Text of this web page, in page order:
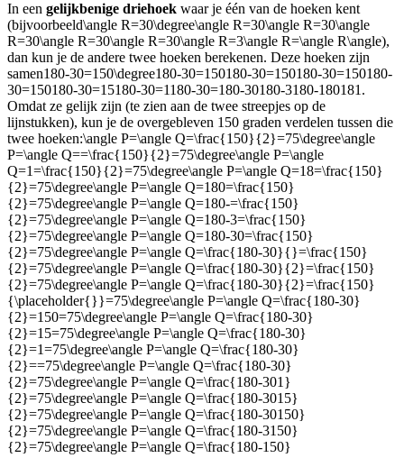
In een gelijkbenige driehoek waar je één van de hoeken kent
(bijvoorbeeld\angle R=30\degree\angle R=30\angle R=30\angle
R=30\angle R=30\angle R=30\angle R=3\angle R=\angle R\angle),
dan kun je de andere twee hoeken berekenen. Deze hoeken zijn
samen180-30=150\degree180-30=150180-30=150180-30=150180-
30=150180-30=15180-30=1180-30=180-30180-3180-180181 .
Omdat ze gelijk zijn (te zien aan de twee streepjes op de
lijnstukken), kun je de overgebleven 150 graden verdelen tussen die
twee hoeken:\angle P=\angle Q=\frac{150}{2}=75\degree\angle
P=\angle Q==\frac{150}{2}=75\degree\angle P=\angle
Q=1=\frac{150}{2}=75\degree\angle P=\angle Q=18=\frac{150}
{2}=75\degree\angle P=\angle Q=180=\frac{150}
{2}=75\degree\angle P=\angle Q=180-=\frac{150}
{2}=75\degree\angle P=\angle Q=180-3=\frac{150}
{2}=75\degree\angle P=\angle Q=180-30=\frac{150}
{2}=75\degree\angle P=\angle Q=\frac{180-30}{}=\frac{150}
{2}=75\degree\angle P=\angle Q=\frac{180-30}{2}=\frac{150}
{2}=75\degree\angle P=\angle Q=\frac{180-30}{2}=\frac{150}
{\placeholder{}}=75\degree\angle P=\angle Q=\frac{180-30}
{2}=150=75\degree\angle P=\angle Q=\frac{180-30}
{2}=15=75\degree\angle P=\angle Q=\frac{180-30}
{2}=1=75\degree\angle P=\angle Q=\frac{180-30}
{2}==75\degree\angle P=\angle Q=\frac{180-30}
{2}=75\degree\angle P=\angle Q=\frac{180-301}
{2}=75\degree\angle P=\angle Q=\frac{180-3015}
{2}=75\degree\angle P=\angle Q=\frac{180-30150}
{2}=75\degree\angle P=\angle Q=\frac{180-3150}
{2}=75\degree\angle P=\angle Q=\frac{180-150}